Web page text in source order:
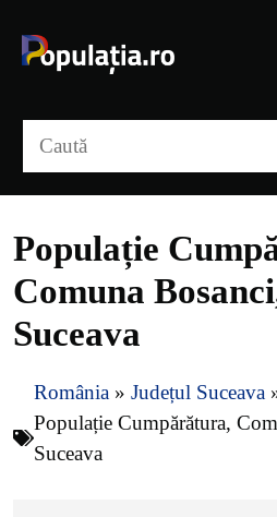
conținut
Populație
Comuna
Suceava
România » Județul Suceava
Populație Cumpărătura,
Suceava